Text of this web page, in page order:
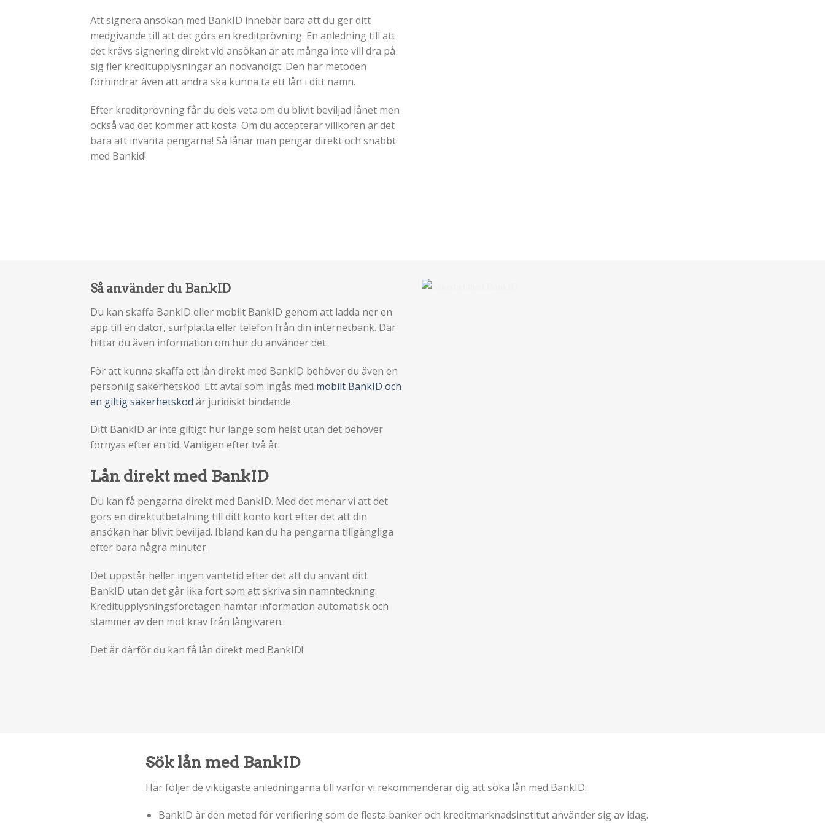
Att signera ansökan med BankID innebär bara att du ger ditt
medgivande till att det görs en kreditprövning. En anledning till att
det krävs signering direkt vid ansökan är att många inte vill dra på
sig fler kreditupplysningar än nödvändigt. Den här metoden
förhindrar även att andra ska kunna ta ett lån i ditt namn.
Efter kreditprövning får du dels veta om du blivit beviljad lånet men
också vad det kommer att kosta. Om du accepterar villkoren är det
bara att invänta pengarna! Så lånar man pengar direkt och snabbt
med Bankid!
Så använder du BankID
Du kan skaffa BankID eller mobilt BankID genom att ladda ner en
app till en dator, surfplatta eller telefon från din internetbank. Där
hittar du även information om hur du använder det.
För att kunna skaffa ett lån direkt med BankID behöver du även en
personlig säkerhetskod. Ett avtal som ingås med mobilt BankID och
en giltig säkerhetskod är juridiskt bindande.
Ditt BankID är inte giltigt hur länge som helst utan det behöver
förnyas efter en tid. Vanligen efter två år.
Lån direkt med BankID
Du kan få pengarna direkt med BankID. Med det menar vi att det
görs en direktutbetalning till ditt konto kort efter det att din
ansökan har blivit beviljad. Ibland kan du ha pengarna tillgängliga
efter bara några minuter.
Det uppstår heller ingen väntetid efter det att du använt ditt
BankID utan det går lika fort som att skriva sin namnteckning.
Kreditupplysningsföretagen hämtar information automatisk och
stämmer av den mot krav från långivaren.
Det är därför du kan få lån direkt med BankID!
Sök lån med BankID
Här följer de viktigaste anledningarna till varför vi rekommenderar dig att söka lån med BankID:
BankID är den metod för verifiering som de flesta banker och kreditmarknadsinstitut använder sig av idag.